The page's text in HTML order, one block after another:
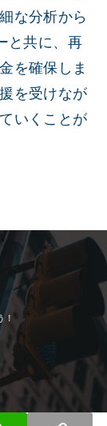
な分析から
と共に、再
を確保しま
を受けなが
いくことが